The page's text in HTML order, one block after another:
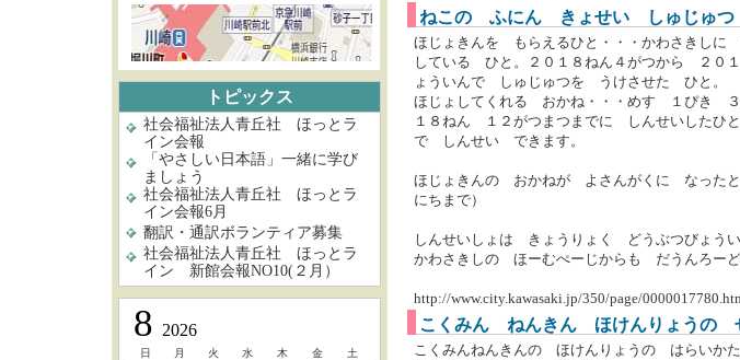
トピックス
社会福祉法人青丘社 ほっとラ
イン会報
「やさしい日本語」一緒に学び
ましょう
社会福祉法人青丘社 ほっとラ
イン会報6月
翻訳・通訳ボランティア募集
社会福祉法人青丘社 ほっとラ
イン 新館会報NO10(２月）
8 2026
日 月 火 水 木 金 土
ねこの ふにん きょせい しゅじゅつ
ほじょきんを もらえるひと・・・かわさき
している ひと。２０１８ねん４がつから ２０
ょういんで しゅじゅつを うけさせた ひと。
ほじょしてくれる おかね・・・めす １ぴき
１８ねん １２がつまつまでに しんせいした
で しんせい できます。
ほじょきんの おかねが よさんがくに なった
にちまで）
しんせいしょは きょうりょく どうぶつびょう
かわさきしの ほーむぺーじからも だうんろー
http://www.city.kawasaki.jp/350/page/
こくみん ねんきん ほけんりょうの
こくみんねんきんの ほけんりょうの はらいか